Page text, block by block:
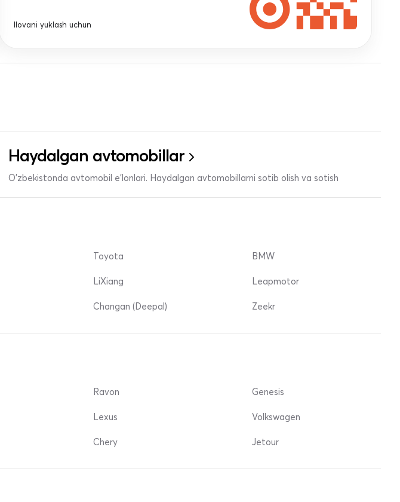
Ilovani yuklash uchun
Haydalgan avtomobillar
O'zbekistonda avtomobil e’lonlari. Haydalgan avtomobillarni sotib olish va sotish
Toyota
LiXiang
Changan (Deepal)
BMW
Leapmotor
Zeekr
Ravon
Lexus
Chery
Genesis
Volkswagen
Jetour